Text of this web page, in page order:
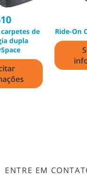
de
dupla
Ride-On
ENTRE EM